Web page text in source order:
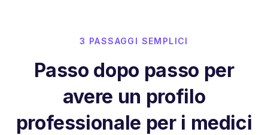
3 PASSAGGI SEMPLICI
Passo dopo passo per
avere un profilo
professionale per i medici